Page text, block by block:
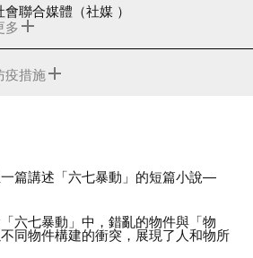
會聯合媒體 （社媒 ）
多
會聯合媒體
，是一所本地非牟利媒體，以新聞攝
為主要內容
志同道合的本地紀實攝影師及文字編輯
疫措施
須戴口罩方可進入
篇講述 「六七暴動 」 的短篇小說—
「六七暴動 」 中 ， 錯亂的物件與 「物
同物件構建的衝突，展現了人和物所